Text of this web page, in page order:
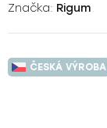
hodnocení
0,0
z
Značka: Rigum
ČESKÁ VÝROBA